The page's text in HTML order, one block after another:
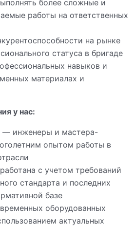
более сложные и
работы на ответственных
на рынке
статуса в бригаде
навыков и
материалах и
у нас:
— инженеры и мастера-
опытом работы в
с учетом требований
стандарта и последних
базе
оборудованных
актуальных